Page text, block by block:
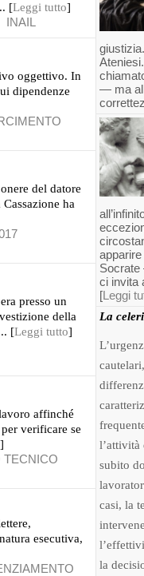
[Leggi tutto]
INAIL
oggettivo. In
dipendenze
del datore
ha
presso un
della
[Leggi tutto]
affinché
verificare se
]
TECNICO
esecutiva,
— ma
ci invita
[Leggi
La
l’attività
subito
casi, la
la